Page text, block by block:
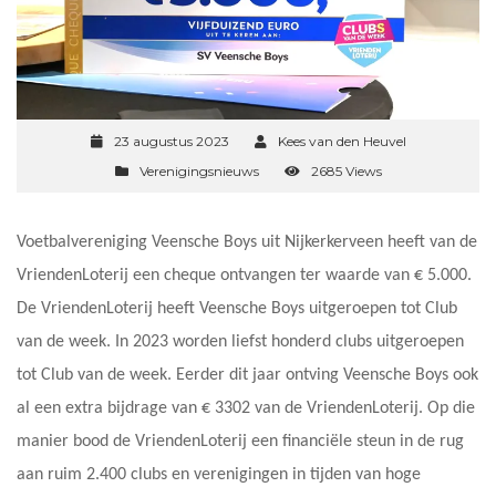
23 augustus 2023
Kees van den Heuvel
Verenigingsnieuws
2685 Views
Voetbalvereniging Veensche Boys uit Nijkerkerveen heeft van de
VriendenLoterij een cheque ontvangen ter waarde van € 5.000.
De VriendenLoterij heeft Veensche Boys uitgeroepen tot Club
van de week. In 2023 worden liefst honderd clubs uitgeroepen
tot Club van de week. Eerder dit jaar ontving Veensche Boys ook
al een extra bijdrage van € 3302 van de VriendenLoterij. Op die
manier bood de VriendenLoterij een financiële steun in de rug
aan ruim 2.400 clubs en verenigingen in tijden van hoge